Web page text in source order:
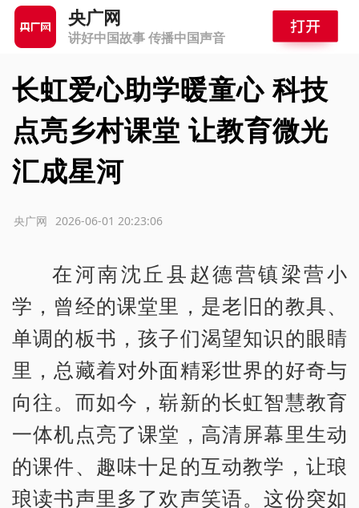
央广网
讲好中国故事 传播中国声音
长虹爱心助学暖童心 科技
点亮乡村课堂 让教育微光
汇成星河
2026-06-01 20:23:06
央广网
在河南沈丘县赵德营镇梁营小
学，曾经的课堂里，是老旧的教具、
单调的板书，孩子们渴望知识的眼睛
里，总藏着对外面精彩世界的好奇与
向往。而如今，崭新的长虹智慧教育
一体机点亮了课堂，高清屏幕里生动
的课件、趣味十足的互动教学，让琅
琅读书声里多了欢声笑语。这份突如